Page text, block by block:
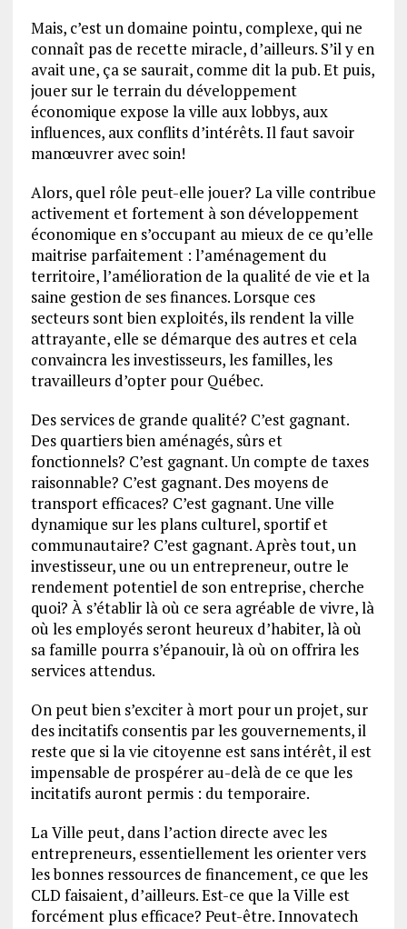
Mais, c’est un domaine pointu, complexe, qui ne
connaît pas de recette miracle, d’ailleurs. S’il y en
avait une, ça se saurait, comme dit la pub. Et puis,
jouer sur le terrain du développement
économique expose la ville aux lobbys, aux
influences, aux conflits d’intérêts. Il faut savoir
manœuvrer avec soin!
Alors, quel rôle peut-elle jouer? La ville contribue
activement et fortement à son développement
économique en s’occupant au mieux de ce qu’elle
maitrise parfaitement : l’aménagement du
territoire, l’amélioration de la qualité de vie et la
saine gestion de ses finances. Lorsque ces
secteurs sont bien exploités, ils rendent la ville
attrayante, elle se démarque des autres et cela
convaincra les investisseurs, les familles, les
travailleurs d’opter pour Québec.
Des services de grande qualité? C’est gagnant.
Des quartiers bien aménagés, sûrs et
fonctionnels? C’est gagnant. Un compte de taxes
raisonnable? C’est gagnant. Des moyens de
transport efficaces? C’est gagnant. Une ville
dynamique sur les plans culturel, sportif et
communautaire? C’est gagnant. Après tout, un
investisseur, une ou un entrepreneur, outre le
rendement potentiel de son entreprise, cherche
quoi? À s’établir là où ce sera agréable de vivre, là
où les employés seront heureux d’habiter, là où
sa famille pourra s’épanouir, là où on offrira les
services attendus.
On peut bien s’exciter à mort pour un projet, sur
des incitatifs consentis par les gouvernements, il
reste que si la vie citoyenne est sans intérêt, il est
impensable de prospérer au-delà de ce que les
incitatifs auront permis : du temporaire.
La Ville peut, dans l’action directe avec les
entrepreneurs, essentiellement les orienter vers
les bonnes ressources de financement, ce que les
CLD faisaient, d’ailleurs. Est-ce que la Ville est
forcément plus efficace? Peut-être. Innovatech